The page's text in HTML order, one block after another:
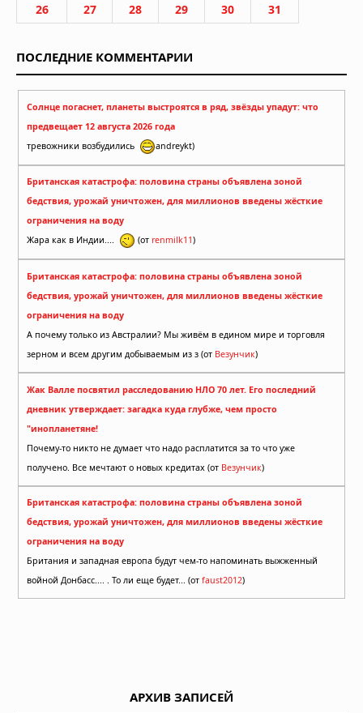
26
27 28 29 30 31
ПОСЛЕДНИЕ КОММЕНТАРИИ
Солнце погаснет, планеты выстроятся в ряд, звёзды упадут: что
предвещает 12 августа 2026 года
тревожники возбудились
andreykt)
Британская катастрофа: половина страны объявлена зоной
бедствия, урожай уничтожен, для миллионов введены жёсткие
ограничения на воду
Жара как в Индии....
(от renmilk11)
Британская катастрофа: половина страны объявлена зоной
бедствия, урожай уничтожен, для миллионов введены жёсткие
ограничения на воду
А почему только из Австралии? Мы живём в едином мире и торговля
зерном и всем другим добываемым из з (от Везунчик)
Жак Валле посвятил расследованию НЛО 70 лет. Его последний
дневник утверждает: загадка куда глубже, чем просто
"инопланетяне!
Почему-то никто не думает что надо расплатится за то что уже
получено. Все мечтают о новых кредитах (от Везунчик)
Британская катастрофа: половина страны объявлена зоной
бедствия, урожай уничтожен, для миллионов введены жёсткие
ограничения на воду
Британия и западная европа будут чем-то напоминать выжженный
войной Донбасс.... . То ли еще будет... (от faust2012)
АРХИВ ЗАПИСЕЙ